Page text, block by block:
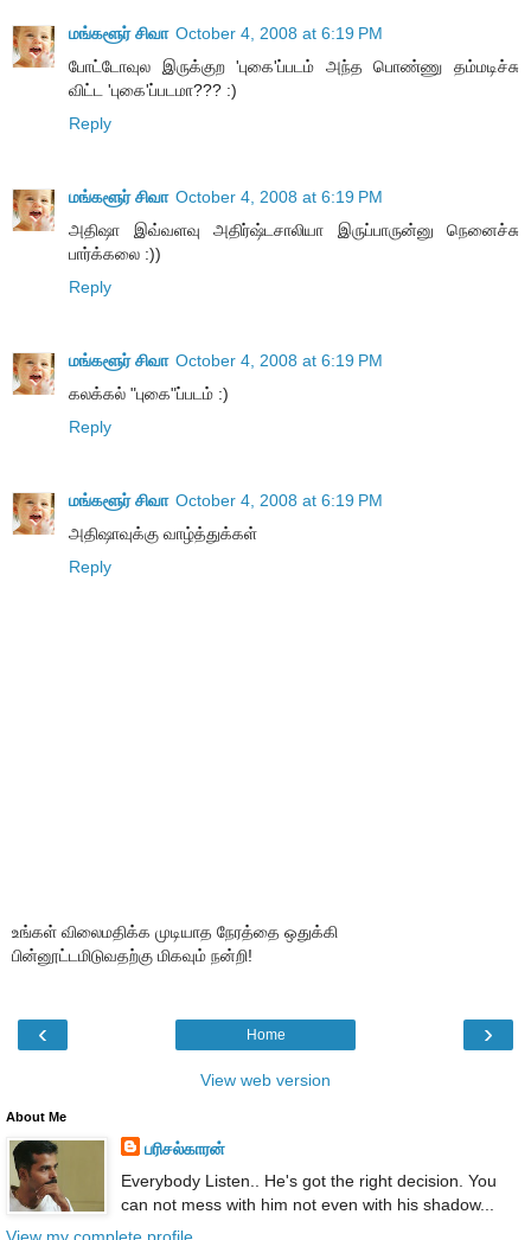
மங்களூர் சிவா October 4, 2008 at 6:19 PM
போட்டோவுல இருக்குற 'புகை'ப்படம் அந்த பொண்ணு தம்மடிச்சு
விட்ட 'புகை'ப்படமா??? :)
Reply
மங்களூர் சிவா October 4, 2008 at 6:19 PM
அதிஷா இவ்வளவு அதிர்ஷ்டசாலியா இருப்பாருன்னு நெனைச்சு
பார்க்கலை :))
Reply
மங்களூர் சிவா October 4, 2008 at 6:19 PM
கலக்கல் "புகை"ப்படம் :)
Reply
மங்களூர் சிவா October 4, 2008 at 6:19 PM
அதிஷாவுக்கு வாழ்த்துக்கள்
Reply
உங்கள் விலைமதிக்க முடியாத நேரத்தை ஒதுக்கி
பின்னூட்டமிடுவதற்கு மிகவும் நன்றி!
‹ ›
Home
View web version
About Me
பரிசல்காரன்
Everybody Listen.. He's got the right decision. You
can not mess with him not even with his shadow...